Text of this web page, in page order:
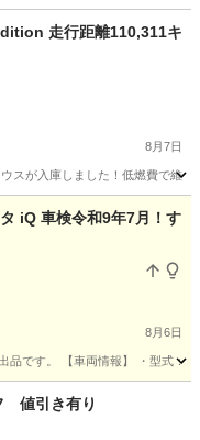
走行距離110,311キ
8月7日
スが入庫しました！低燃費で維
iQ 車検令和9年7月！す
8月6日
品です。 【車両情報】 ・型式：
値引き有り